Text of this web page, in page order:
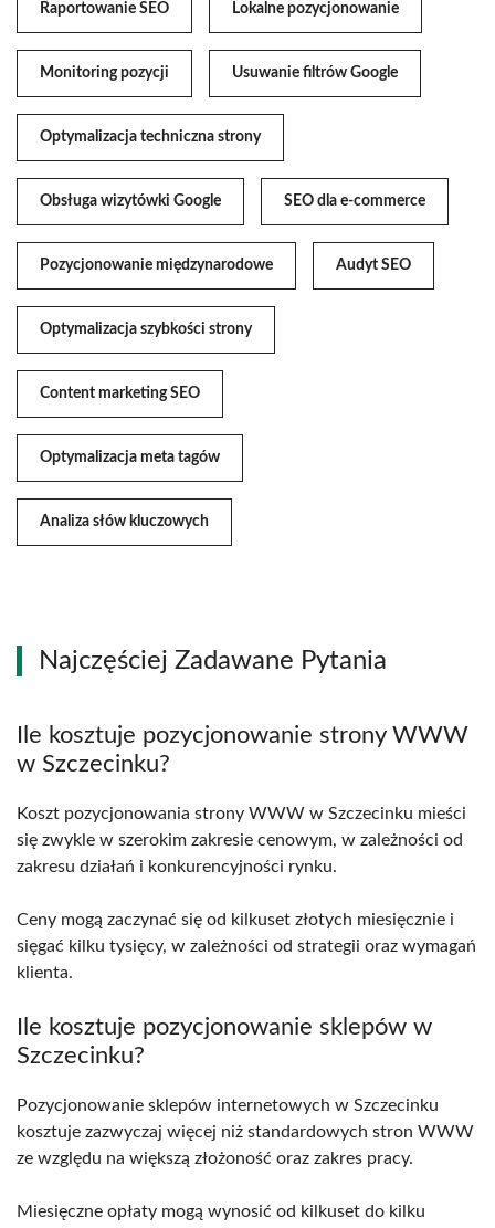
Raportowanie SEO Lokalne pozycjonowanie
Monitoring pozycji Usuwanie filtrów Google
Optymalizacja techniczna strony
Obsługa wizytówki Google SEO dla e-commerce
Pozycjonowanie międzynarodowe Audyt SEO
Optymalizacja szybkości strony
Content marketing SEO
Optymalizacja meta tagów
Analiza słów kluczowych
Najczęściej Zadawane Pytania
Ile kosztuje pozycjonowanie strony WWW
w Szczecinku?
Koszt pozycjonowania strony WWW w Szczecinku mieści
się zwykle w szerokim zakresie cenowym, w zależności od
zakresu działań i konkurencyjności rynku.
Ceny mogą zaczynać się od kilkuset złotych miesięcznie i
sięgać kilku tysięcy, w zależności od strategii oraz wymagań
klienta.
Ile kosztuje pozycjonowanie sklepów w
Szczecinku?
Pozycjonowanie sklepów internetowych w Szczecinku
kosztuje zazwyczaj więcej niż standardowych stron WWW
ze względu na większą złożoność oraz zakres pracy.
Miesięczne opłaty mogą wynosić od kilkuset do kilku